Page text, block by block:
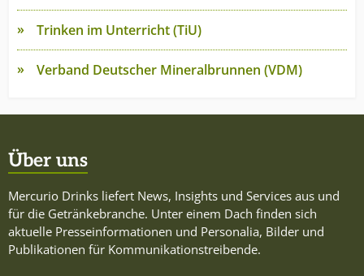
Trinken im Unterricht (TiU)
Verband Deutscher Mineralbrunnen (VDM)
Über uns
Mercurio Drinks liefert News, Insights und Services aus und
für die Getränkebranche. Unter einem Dach finden sich
aktuelle Presseinformationen und Personalia, Bilder und
Publikationen für Kommunikationstreibende.